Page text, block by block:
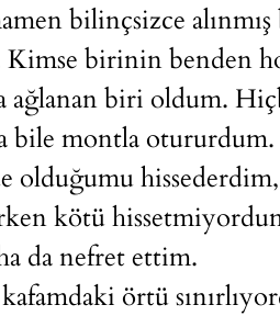
bilinçsizce alınmış
birinin benden
biri oldum.
montla otururdum.
olduğumu
kötü
da nefret ettim.
örtü